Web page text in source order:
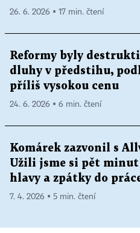
26. 6. 2026 ▪ 17 min. čtení
Reformy byly
dluhy v předstihu,
příliš vysokou cenu
24. 6. 2026 ▪ 6 min. čtení
Komárek zazvonil s
Užili jsme si pět
hlavy a zpátky do
7. 4. 2026 ▪ 5 min. čtení